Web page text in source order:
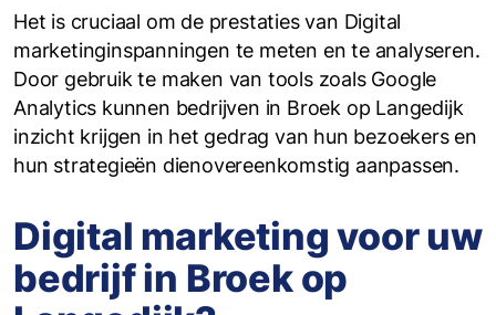
Het is cruciaal om de prestaties van Digital
marketinginspanningen te meten en te analyseren.
Door gebruik te maken van tools zoals Google
Analytics kunnen bedrijven in Broek op Langedijk
inzicht krijgen in het gedrag van hun bezoekers en
hun strategieën dienovereenkomstig aanpassen.
Digital marketing voor uw
bedrijf in Broek op